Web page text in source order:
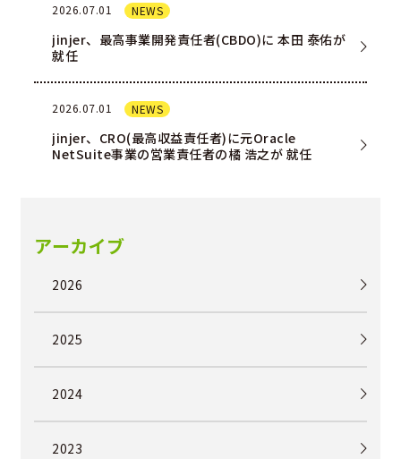
2026.07.01 NEWS
jinjer、最高事業開発責任者(CBDO)に 本田 泰佑が
就任
2026.07.01 NEWS
jinjer、CRO(最高収益責任者)に元Oracle
NetSuite事業の営業責任者の橘 浩之が 就任
アーカイブ
2026
2025
2024
2023